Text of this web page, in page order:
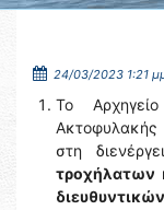
24/03/2023 1:21
Το
Ακτοφυλακής
στη
τροχήλατων